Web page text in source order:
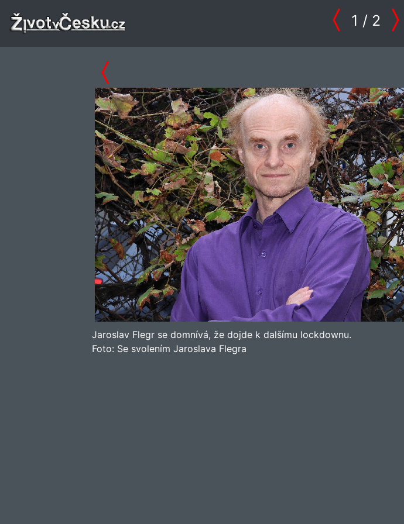
1 / 2
Jaroslav Flegr se domnívá, že dojde k dalšímu lockdownu.
Foto: Se svolením Jaroslava Flegra